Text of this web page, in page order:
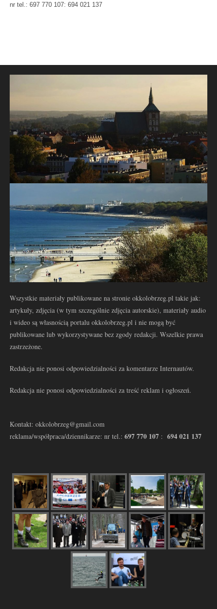
nr tel.: 697 770 107: 694 021 137
Wszystkie materiały publikowane na stronie okkolobrzeg.pl takie jak:
artykuły, zdjęcia (w tym szczególnie zdjęcia autorskie), materiały audio
i wideo są własnością portalu okkolobrzeg.pl i nie mogą być
publikowane lub wykorzystywane bez zgody redakcji. Wszelkie prawa
zastrzeżone.
Redakcja nie ponosi odpowiedzialności za komentarze Internautów.
Redakcja nie ponosi odpowiedzialności za treść reklam i ogłoszeń.
Kontakt: okkolobrzeg@gmail.com
reklama/współpraca/dziennikarze: nr tel.: 697 770 107 : 694 021 137